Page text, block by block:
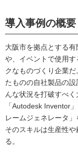
導入事例の概要
大阪市を拠点とする
や、イベントで使用
クなものづくり企業
たものの自社製品の
んな状況を打破すべ
「Autodesk Inventor
レームジェネレータ
そのスキルは生産性
る。